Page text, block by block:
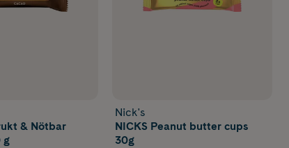
& Nötbar
g
Nick's
NICKS Peanut butter cups
30g